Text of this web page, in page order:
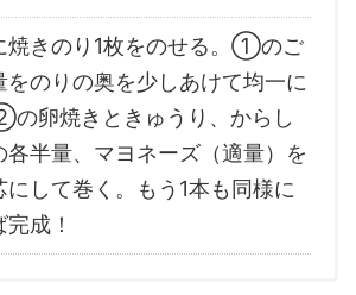
焼きのり1枚をのせる。①のご
をのりの奥を少しあけて均一に
卵焼きときゅうり、からし
各半量、マヨネーズ（適量）を
にして巻く。もう1本も同様に
成！